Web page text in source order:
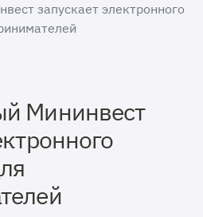
запускает электронного
Мининвест